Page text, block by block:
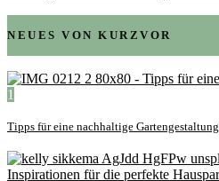
NEUES VON KURZVOR
1
Tipps für eine nachhaltige Gartengestaltung